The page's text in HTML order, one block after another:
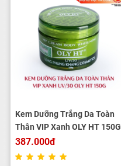
Kem Dưỡng Trắng Da Toàn
Thân VIP Xanh OLY HT 150G
387.000đ